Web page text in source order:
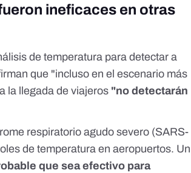
ineficaces en otras
de temperatura para detectar a
que "incluso en el escenario más
la llegada de viajeros "no detectarán
respiratorio agudo severo (SARS-
de temperatura en aeropuertos. Un
que sea efectivo para